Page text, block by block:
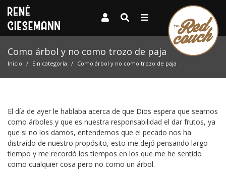
Como árbol y no como trozo de paja
Inicio Sin categoría Como árbol y no como trozo de paja
El día de ayer le hablaba acerca de que Dios espera que seamos
como árboles y que es nuestra responsabilidad el dar frutos, ya
que si no los damos, entendemos que el pecado nos ha
distraído de nuestro propósito, esto me dejó pensando largo
tiempo y me recordó los tiempos en los que me he sentido
como cualquier cosa pero no como un árbol.